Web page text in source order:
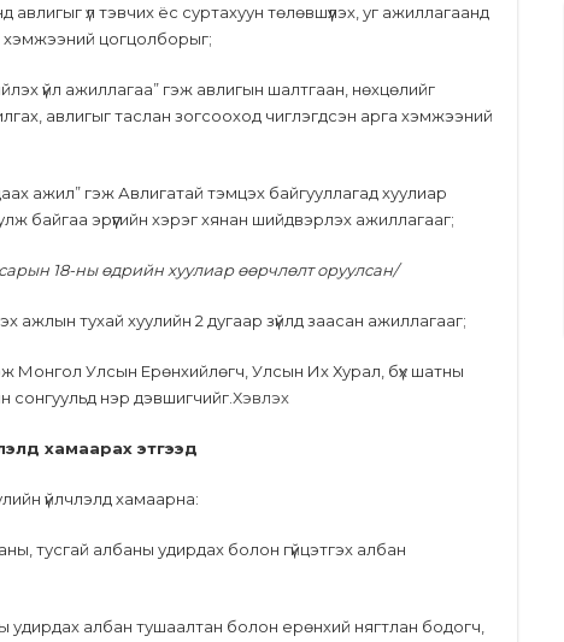
үл тэвчих ёс суртахуун төлөвшүүлэх, уг ажиллагаанд
хэмжээний цогцолборыг;
үйл ажиллагаа” гэж авлигын шалтгаан, нөхцөлийг
авлигыг таслан зогсооход чиглэгдсэн арга хэмжээний
ажил” гэж Авлигатай тэмцэх байгууллагад хуулиар
байгаа эрүүгийн хэрэг хянан шийдвэрлэх ажиллагааг;
18-ны өдрийн хуулиар өөрчлөлт оруулсан/
ажлын тухай хуулийн 2 дугаар зүйлд заасан ажиллагааг;
Монгол Улсын Ерөнхийлөгч, Улсын Их Хурал, бүх шатны
сонгуульд нэр дэвшигчийг.Хэвлэх
хамаарах этгээд
үйлчлэлд хамаарна:
тусгай албаны удирдах болон гүйцэтгэх албан
удирдах албан тушаалтан болон ерөнхий нягтлан бодогч,